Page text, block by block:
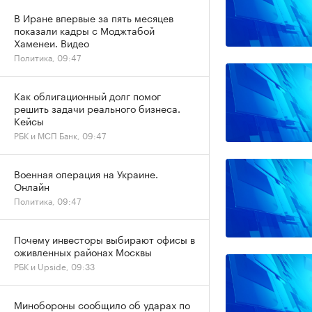
В Иране впервые за пять месяцев
показали кадры с Моджтабой
Хаменеи. Видео
Политика, 09:47
Как облигационный долг помог
решить задачи реального бизнеса.
Кейсы
РБК и МСП Банк, 09:47
Военная операция на Украине.
Онлайн
Политика, 09:47
Почему инвесторы выбирают офисы в
оживленных районах Москвы
РБК и Upside, 09:33
Минобороны сообщило об ударах по